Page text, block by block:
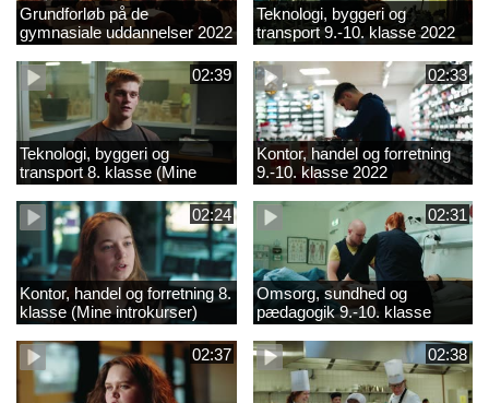
Grundforløb på de
gymnasiale uddannelser 2022
Teknologi, byggeri og
transport 9.-10. klasse 2022
02:39
Teknologi, byggeri og
transport 8. klasse (Mine
introkurser) 2022
02:33
Kontor, handel og forretning
9.-10. klasse 2022
02:24
Kontor, handel og forretning 8.
klasse (Mine introkurser)
2022
02:31
Omsorg, sundhed og
pædagogik 9.-10. klasse
2022
02:37
02:38